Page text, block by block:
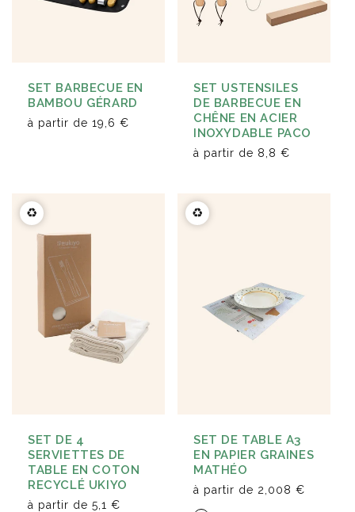
SET BARBECUE EN
BAMBOU GÉRARD
à partir de 19,6 €
SET USTENSILES
DE BARBECUE EN
CHÊNE EN ACIER
INOXYDABLE PACO
à partir de 8,8 €
♻️
SET DE 4
SERVIETTES DE
TABLE EN COTON
RECYCLÉ UKIYO
à partir de 5,1 €
♻️
SET DE TABLE A3
EN PAPIER GRAINES
MATHÉO
à partir de 2,008 €